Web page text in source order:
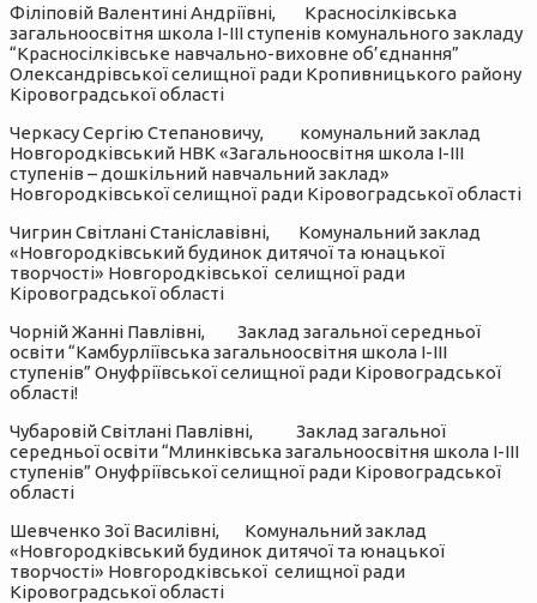
Філіповій Валентині Андріївні, Красносілківська
загальноосвітня школа І-ІІІ ступенів комунального закладу
“Красносілківське навчально-виховне об’єднання”
Олександрівської селищної ради Кропивницького району
Кіровоградської області
Черкасу Сергію Степановичу, комунальний заклад
Новгородківський НВК «Загальноосвітня школа І-ІІІ
ступенів – дошкільний навчальний заклад»
Новгородківської селищної ради Кіровоградської області
Чигрин Світлані Станіславівні, Комунальний заклад
«Новгородківський будинок дитячої та юнацької
творчості» Новгородківської селищної ради
Кіровоградської області
Чорній Жанні Павлівні, Заклад загальної середньої
освіти “Камбурліївська загальноосвітня школа І-ІІІ
ступенів” Онуфріївської селищної ради Кіровоградської
області!
Чубаровій Світлані Павлівні, Заклад загальної
середньої освіти “Млинківська загальноосвітня школа І-ІІІ
ступенів” Онуфріївської селищної ради Кіровоградської
області
Шевченко Зої Василівні, Комунальний заклад
«Новгородківський будинок дитячої та юнацької
творчості» Новгородківської селищної ради
Кіровоградської області